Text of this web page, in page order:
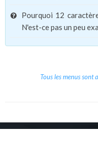
Pourquoi 12
N'est-ce pas un peu
Tous les menus sont